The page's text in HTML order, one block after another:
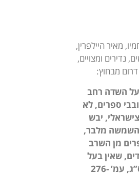
מאיר היילפרין,
נדירים ומצויים,
מבחוץ:
על השדה רחב
ספרים, לא
יבש
מלבר,
מן השרב
שאין בעל
אב”א אחימאיר, עין הקורא: סופרים וספרים, עיתונאים ועיתונים, תל אביב תשס”ג, עמ’ 276-